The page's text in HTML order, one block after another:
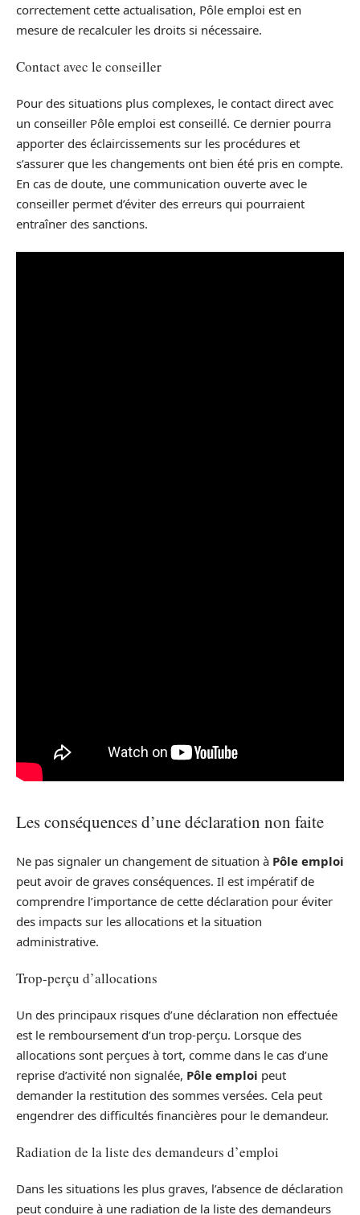
correctement cette actualisation, Pôle emploi est en
mesure de recalculer les droits si nécessaire.
Contact avec le conseiller
Pour des situations plus complexes, le contact direct avec
un conseiller Pôle emploi est conseillé. Ce dernier pourra
apporter des éclaircissements sur les procédures et
s’assurer que les changements ont bien été pris en compte.
En cas de doute, une communication ouverte avec le
conseiller permet d’éviter des erreurs qui pourraient
entraîner des sanctions.
Les conséquences d’une déclaration non faite
Ne pas signaler un changement de situation à Pôle emploi
peut avoir de graves conséquences. Il est impératif de
comprendre l’importance de cette déclaration pour éviter
des impacts sur les allocations et la situation
administrative.
Trop-perçu d’allocations
Un des principaux risques d’une déclaration non effectuée
est le remboursement d’un trop-perçu. Lorsque des
allocations sont perçues à tort, comme dans le cas d’une
reprise d’activité non signalée, Pôle emploi peut
demander la restitution des sommes versées. Cela peut
engendrer des difficultés financières pour le demandeur.
Radiation de la liste des demandeurs d’emploi
Dans les situations les plus graves, l’absence de déclaration
peut conduire à une radiation de la liste des demandeurs